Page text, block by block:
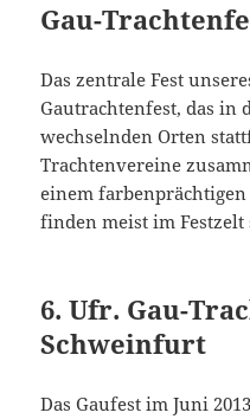
Gau-
Das zentrale Fest
Gautrachtenfest, das in
wechselnden Orten
Trachtenvereine
einem
finden meist im Festzelt
6. Ufr. Gau-
Schweinfurt
Das Gaufest im Juni